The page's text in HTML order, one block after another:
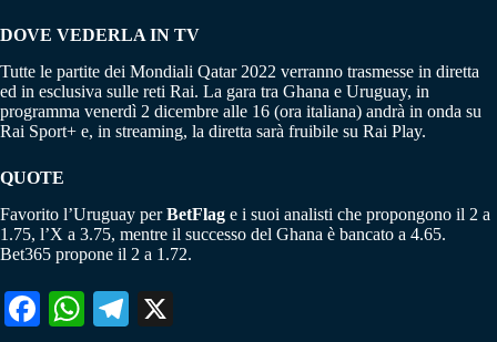
DOVE VEDERLA IN TV
Tutte le partite dei Mondiali Qatar 2022 verranno trasmesse in diretta
ed in esclusiva sulle reti Rai. La gara tra Ghana e Uruguay, in
programma venerdì 2 dicembre alle 16 (ora italiana) andrà in onda su
Rai Sport+ e, in streaming, la diretta sarà fruibile su Rai Play.
QUOTE
Favorito l’Uruguay perBetFlag e i suoi analisti che propongono il 2 a
1.75, l’X a 3.75, mentre il successo del Ghana è bancato a 4.65.
Bet365 propone il 2 a 1.72.
Fa W
Te